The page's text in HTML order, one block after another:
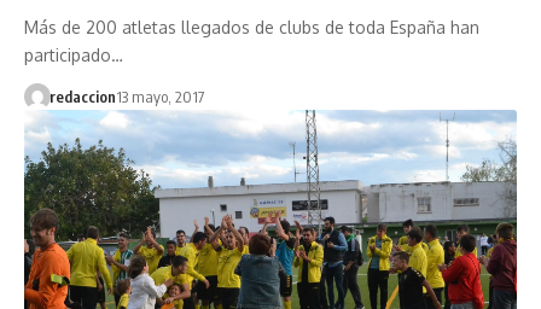
Más de 200 atletas llegados de clubs de toda España han
participado…
redaccion13 mayo, 2017